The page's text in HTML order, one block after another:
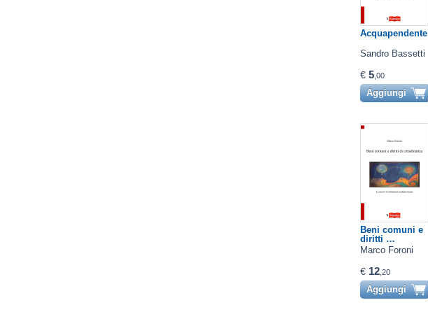
Acquapendente
Sandro Bassetti
€ 5 ,00
Aggiungi
Beni comuni e
diritti …
Marco Foroni
€ 12 ,20
Aggiungi